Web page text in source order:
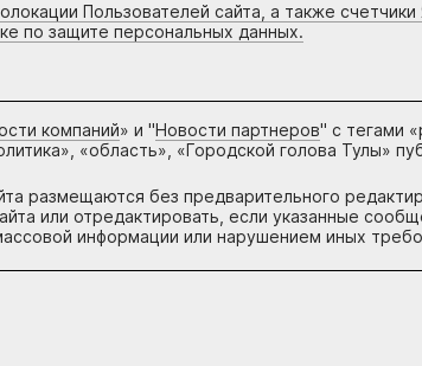
Пользователей сайта, а также
по защите персональных данных.
компаний» и "Новости партнеров" с тегами
«область», «Городской голова Тулы»
размещаются без предварительного
или отредактировать, если указанные
информации или нарушением иных